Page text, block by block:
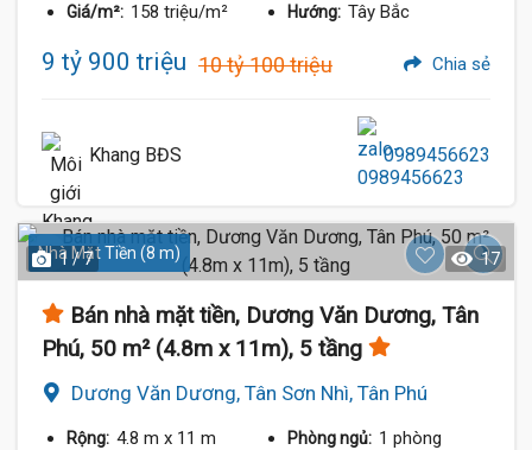
Giá/m²: 158 triệu/m² Hướng: Tây Bắc
9 tỷ 900 triệu 10 tỷ 100 triệu Chia sẻ
Khang BĐS 0989456623
Nhà Mặt Tiền (8 m)
1 / 7 17
Bán nhà mặt tiền, Dương Văn Dương, Tân
Phú, 50 m² (4.8m x 11m), 5 tầng
Dương Văn Dương, Tân Sơn Nhì, Tân Phú
Rộng: 4.8 m x 11 m Phòng ngủ: 1 phòng